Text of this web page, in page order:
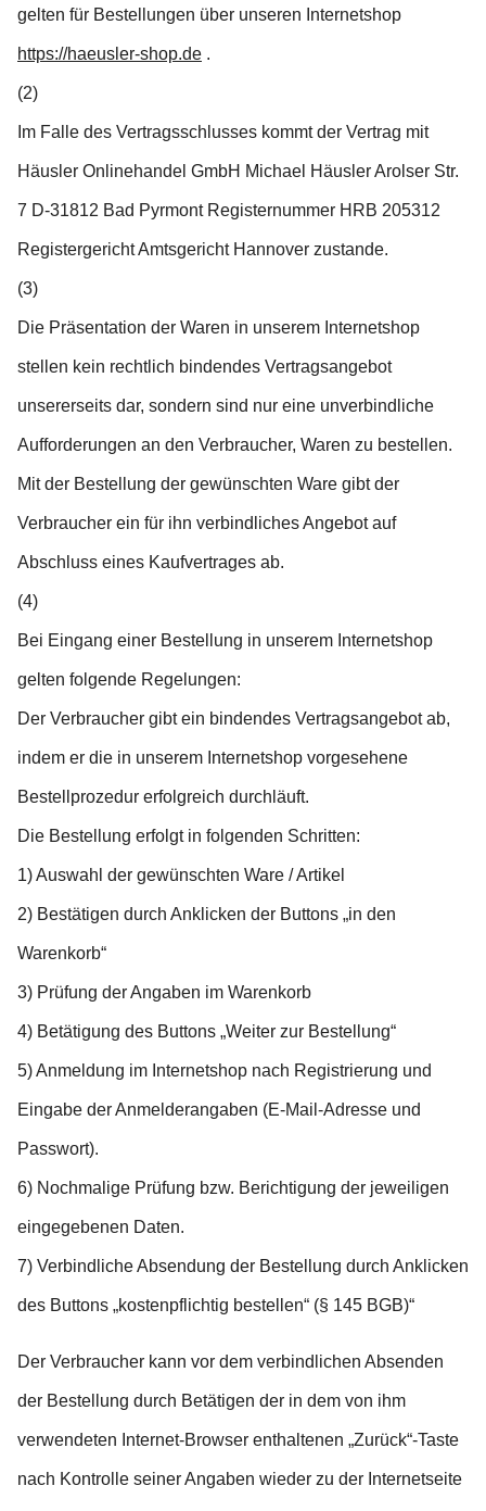
gelten für Bestellungen über unseren Internetshop
https://haeusler-shop.de .
(2)
Im Falle des Vertragsschlusses kommt der Vertrag mit
Häusler Onlinehandel GmbH Michael Häusler Arolser Str.
7 D-31812 Bad Pyrmont Registernummer HRB 205312
Registergericht Amtsgericht Hannover zustande.
(3)
Die Präsentation der Waren in unserem Internetshop
stellen kein rechtlich bindendes Vertragsangebot
unsererseits dar, sondern sind nur eine unverbindliche
Aufforderungen an den Verbraucher, Waren zu bestellen.
Mit der Bestellung der gewünschten Ware gibt der
Verbraucher ein für ihn verbindliches Angebot auf
Abschluss eines Kaufvertrages ab.
(4)
Bei Eingang einer Bestellung in unserem Internetshop
gelten folgende Regelungen:
Der Verbraucher gibt ein bindendes Vertragsangebot ab,
indem er die in unserem Internetshop vorgesehene
Bestellprozedur erfolgreich durchläuft.
Die Bestellung erfolgt in folgenden Schritten:
1) Auswahl der gewünschten Ware / Artikel
2) Bestätigen durch Anklicken der Buttons „in den
Warenkorb“
3) Prüfung der Angaben im Warenkorb
4) Betätigung des Buttons „Weiter zur Bestellung“
5) Anmeldung im Internetshop nach Registrierung und
Eingabe der Anmelderangaben (E-Mail-Adresse und
Passwort).
6) Nochmalige Prüfung bzw. Berichtigung der jeweiligen
eingegebenen Daten.
7) Verbindliche Absendung der Bestellung durch Anklicken
des Buttons „kostenpflichtig bestellen“ (§ 145 BGB)“
Der Verbraucher kann vor dem verbindlichen Absenden
der Bestellung durch Betätigen der in dem von ihm
verwendeten Internet-Browser enthaltenen „Zurück“-Taste
nach Kontrolle seiner Angaben wieder zu der Internetseite